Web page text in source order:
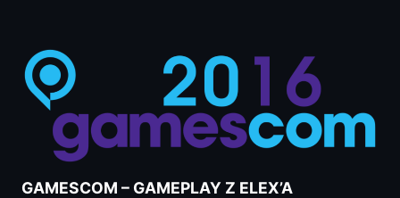
GAMESCOM – GAMEPLAY Z ELEX’A